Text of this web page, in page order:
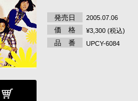
発売日 2005.07.06
価 格 ¥3,300 (税込)
品 番 UPCY-6084